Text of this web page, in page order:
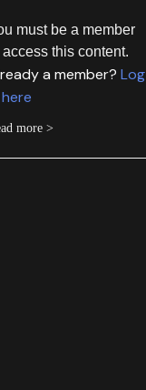
must be a member
access this content.
a member? Log
more >